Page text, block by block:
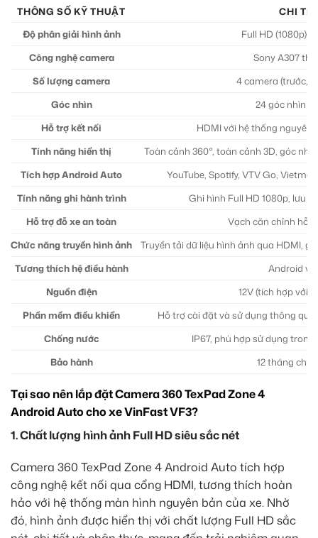
THÔNG SỐ KỸ THUẬT
CHI
Độ phân giải hình ảnh
Full HD (1080p)
Công nghệ camera
Sony A307
Số lượng camera
4 camera (trước,
Góc nhìn
24 góc nhìn
Hỗ trợ kết nối
HDMI với hệ thống nguyên
Tính năng hiển thị
Toàn cảnh 360°, toàn cảnh 3D, góc
Tích hợp Android Auto
YouTube, Spotify, VTV Go,
Tính năng ghi hành trình
Ghi hình Full HD 1080p, lưu
Hỗ trợ đỗ xe an toàn
Vạch căn chỉnh hỗ
Chức năng truyền hình ảnh
Truyền tải dữ liệu hình ảnh qua HDMI,
Tương thích hệ điều hành
Android và
Nguồn điện
12V (tích hợp với
Phần mềm điều khiển
Hỗ trợ cài đặt và sử dụng thông
Chống nước
IP67, phù hợp sử dụng
Bảo hành
12 tháng
Tại sao nên lắp đặt Camera 360 TexPad Zone 4
Android Auto cho xe VinFast VF3?
1. Chất lượng hình ảnh Full HD siêu sắc nét
Camera 360 TexPad Zone 4 Android Auto tích hợp
công nghệ kết nối qua cổng HDMI, tương thích hoàn
hảo với hệ thống màn hình nguyên bản của xe. Nhờ
đó, hình ảnh được hiển thị với chất lượng Full HD sắc